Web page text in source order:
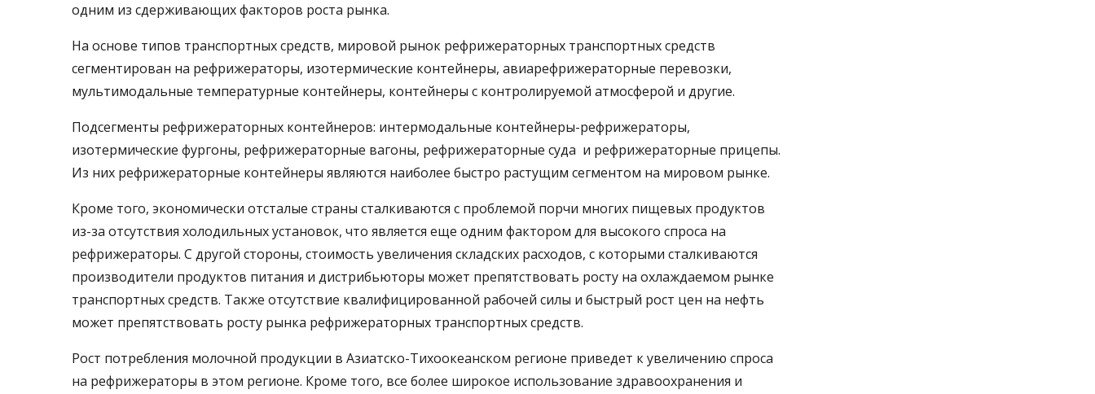
одним из сдерживающих факторов роста рынка.
На основе типов транспортных средств, мировой рынок рефрижераторных транспортных средств
сегментирован на рефрижераторы, изотермические контейнеры, авиарефрижераторные перевозки,
мультимодальные температурные контейнеры, контейнеры с контролируемой атмосферой и другие.
Подсегменты рефрижераторных контейнеров: интермодальные контейнеры-рефрижераторы,
изотермические фургоны, рефрижераторные вагоны, рефрижераторные суда и рефрижераторные прицепы.
Из них рефрижераторные контейнеры являются наиболее быстро растущим сегментом на мировом рынке.
Кроме того, экономически отсталые страны сталкиваются с проблемой порчи многих пищевых продуктов
из-за отсутствия холодильных установок, что является еще одним фактором для высокого спроса на
рефрижераторы. С другой стороны, стоимость увеличения складских расходов, с которыми сталкиваются
производители продуктов питания и дистрибьюторы может препятствовать росту на охлаждаемом рынке
транспортных средств. Также отсутствие квалифицированной рабочей силы и быстрый рост цен на нефть
может препятствовать росту рынка рефрижераторных транспортных средств.
Рост потребления молочной продукции в Азиатско-Тихоокеанском регионе приведет к увеличению спроса
на рефрижераторы в этом регионе. Кроме того, все более широкое использование здравоохранения и